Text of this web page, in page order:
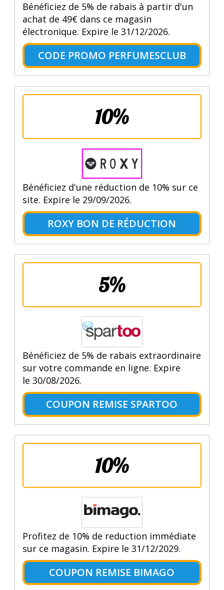
Bénéficiez de 5% de rabais à partir d'un
achat de 49€ dans ce magasin
électronique. Expire le 31/12/2026.
CODE PROMO PERFUMESCLUB
10%
Bénéficiez d'une réduction de 10% sur ce
site. Expire le 29/09/2026.
ROXY BON DE RÉDUCTION
5%
Bénéficiez de 5% de rabais extraordinaire
sur votre commande en ligne. Expire
le 30/08/2026.
COUPON REMISE SPARTOO
10%
Profitez de 10% de reduction immédiate
sur ce magasin. Expire le 31/12/2029.
COUPON REMISE BIMAGO